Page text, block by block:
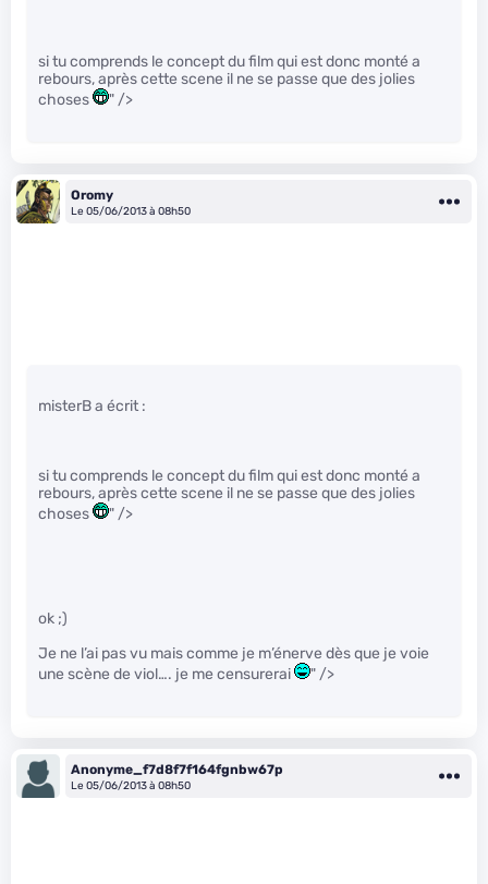
si tu comprends le concept du film qui est donc monté a
rebours, après cette scene il ne se passe que des jolies
choses
" />
Oromy
Le 05/06/2013 à 08h50
misterB a écrit :
si tu comprends le concept du film qui est donc monté a
rebours, après cette scene il ne se passe que des jolies
choses
" />
ok ;)
Je ne l’ai pas vu mais comme je m’énerve dès que je voie
une scène de viol…. je me censurerai
" />
Anonyme_f7d8f7f164fgnbw67p
Le 05/06/2013 à 08h50